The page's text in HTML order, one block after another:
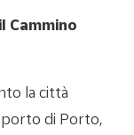
Cammino
la città
di Porto,